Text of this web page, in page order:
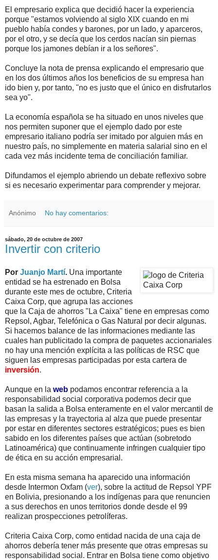
El empresario explica que decidió hacer la experiencia
porque "estamos volviendo al siglo XIX cuando en mi
pueblo había condes y barones, por un lado, y aparceros,
por el otro, y se decía que los cerdos nacían sin piernas
porque los jamones debían ir a los señores".
Concluye la nota de prensa explicando el empresario que
en los dos últimos años los beneficios de su empresa han
ido bien y, por tanto, "no es justo que el único en disfrutarlos
sea yo".
La economía española se ha situado en unos niveles que
nos permiten suponer que el ejemplo dado por este
empresario italiano podría ser imitado por alguien más en
nuestro país, no simplemente en materia salarial sino en el
cada vez más incidente tema de conciliación familiar.
Difundamos el ejemplo abriendo un debate reflexivo sobre
si es necesario experimentar para comprender y mejorar.
Anónimo No hay comentarios:
sábado, 20 de octubre de 2007
Invertir con criterio
Por Juanjo Martí. Una importante
entidad se ha estrenado en Bolsa
durante este mes de octubre, Criteria
Caixa Corp, que agrupa las acciones
que la Caja de ahorros "La Caixa" tiene en empresas como
Repsol, Agbar, Telefónica o Gas Natural por decir algunas.
Si hacemos balance de las informaciones mediante las
cuales han publicitado la compra de paquetes accionariales
no hay una mención explícita a las políticas de RSC que
siguen las empresas participadas por esta cartera de
inversión.
Aunque en la web podamos encontrar referencia a la
responsabilidad social corporativa podemos decir que
basan la salida a Bolsa enteramente en el valor mercantil de
las empresas y la trayectoria al alza que puede presentar
por estar en diferentes sectores estratégicos; pues es bien
sabido en los diferentes países que actúan (sobretodo
Latinoamérica) que continuamente infringen cualquier tipo
de ética en su acción empresarial.
En esta misma semana ha aparecido una información
desde Intermon Oxfam (ver), sobre la actitud de Repsol YPF
en Bolivia, presionando a los indígenas para que renuncien
a sus derechos en unos territorios donde desde el 99
realizan prospecciones petrolíferas.
Criteria Caixa Corp, como entidad nacida de una caja de
ahorros debería tener más presente que otras empresas su
responsabilidad social. Entrar en Bolsa tiene como objetivo